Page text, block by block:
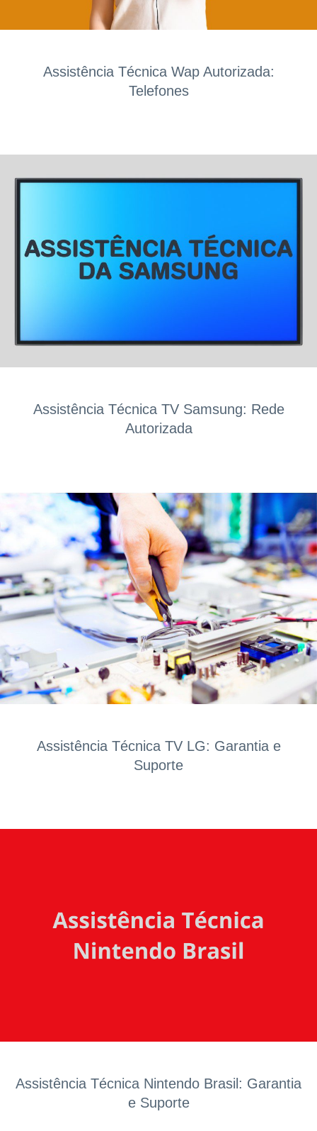
Assistência Técnica Wap Autorizada:
Telefones
Assistência Técnica TV Samsung: Rede
Autorizada
Assistência Técnica TV LG: Garantia e
Suporte
Assistência Técnica Nintendo Brasil: Garantia
e Suporte